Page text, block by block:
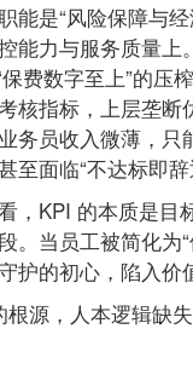
能是“风险保障与
能力与服务质量上
费数字至上”的压
核指标，上层垄断
务员收入微薄，只
至面临“不达标即辞
，KPI 的本质是目
。当员工被简化为“
护的初心，陷入价
根源，人本逻辑缺